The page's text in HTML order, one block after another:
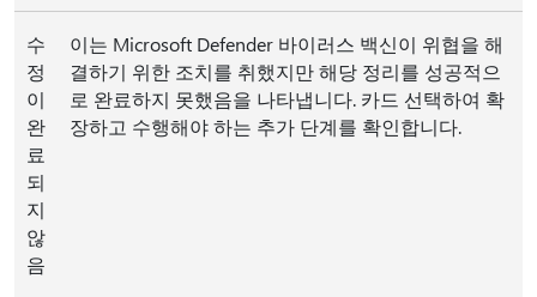
수
정
이
완
료
되
지
않
음
이는 Microsoft Defender 바이러스 백신이 위협을 해
결하기 위한 조치를 취했지만 해당 정리를 성공적으
로 완료하지 못했음을 나타냅니다. 카드 선택하여 확
장하고 수행해야 하는 추가 단계를 확인합니다.